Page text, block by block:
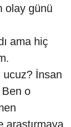
olay günü
ama hiç
ucuz? İnsan
Ben o
araştırmaya